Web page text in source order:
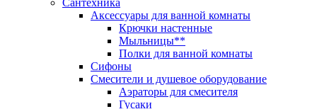
Сантехника
Аксессуары для ванной комнаты
Крючки настенные
Мыльницы**
Полки для ванной комнаты
Сифоны
Смесители и душевое оборудование
Аэраторы для смесителя
Гусаки